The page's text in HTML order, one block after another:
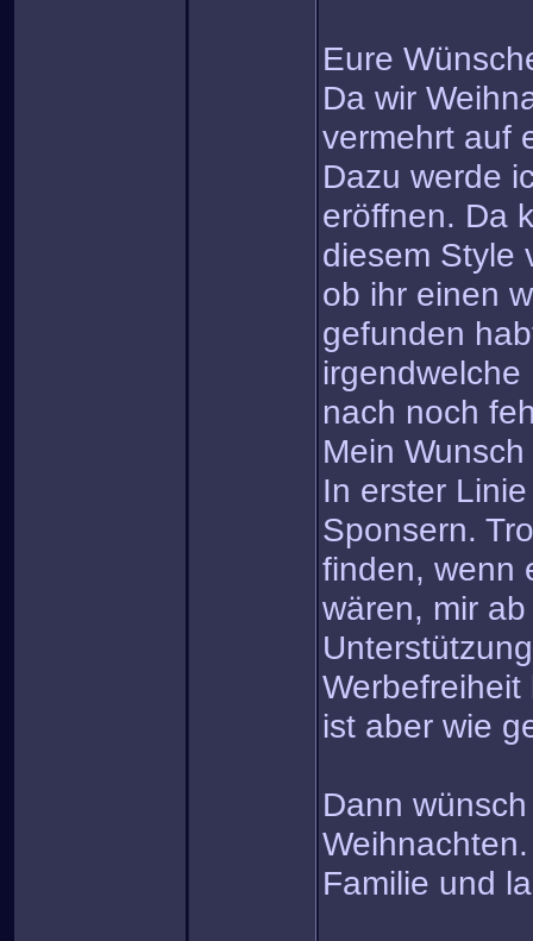
Eure
Da wir
vermehrt auf
Dazu werde
eröffnen. Da
diesem Style
ob ihr einen
gefunden
nach noch
Mein Wunsch
In erster
Sponsern.
finden, wenn
wären, mir
ist aber wie
Dann
Familie und